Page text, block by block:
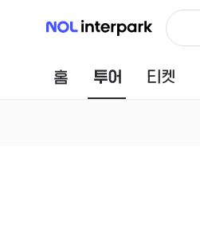
NOL 인터파크
홈 투어